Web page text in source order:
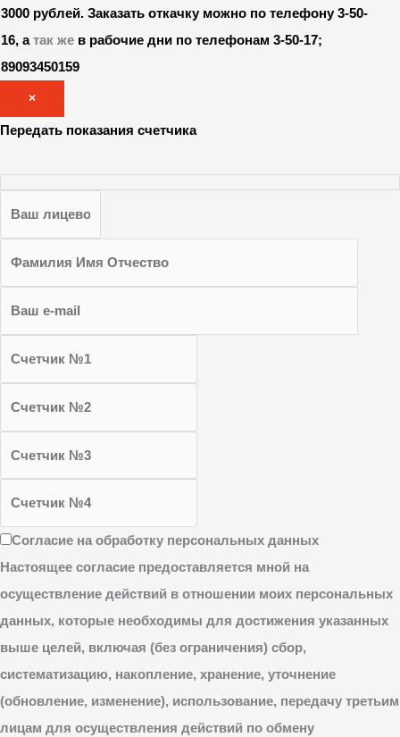
3000 рублей.Заказать откачку можно по телефону 3-50-
16, атак же в рабочие дни по телефонам 3-50-17;
89093450159
×
Передать показания счетчика
Согласие на обработку персональных данных
Настоящее согласие предоставляется мной на
осуществление действий в отношении моих персональных
данных, которые необходимы для достижения указанных
выше целей, включая (без ограничения) сбор,
систематизацию, накопление, хранение, уточнение
(обновление, изменение), использование, передачу третьим
лицам для осуществления действий по обмену